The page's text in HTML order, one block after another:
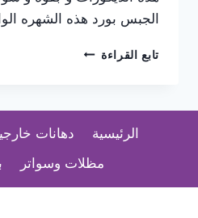
الجبس بورد هذه الشهره
تابع القراءة معلم
0565725648
جبس
بورد
الرئيسية دهانات
مظلات وسواتر